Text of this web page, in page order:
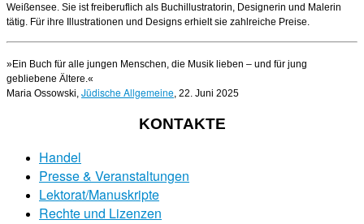
Weißensee. Sie ist freiberuflich als Buchillustratorin, Designerin und Malerin
tätig. Für ihre Illustrationen und Designs erhielt sie zahlreiche Preise.
»Ein Buch für alle jungen Menschen, die Musik lieben – und für jung
gebliebene Ältere.«
Maria Ossowski, Jüdische Allgemeine, 22. Juni 2025
KONTAKTE
Handel
Presse & Veranstaltungen
Lektorat/Manuskripte
Rechte und Lizenzen